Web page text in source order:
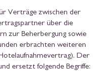
Verträge zwischen der
über die
zur Beherbergung sowie
erbrachten weiteren
Der
ersetzt folgende Begriffe: